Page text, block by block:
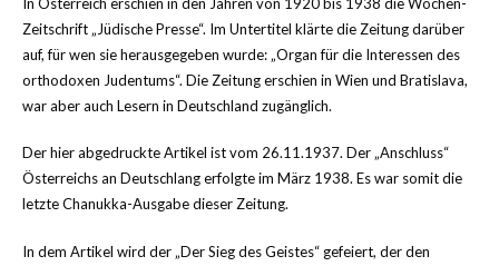
Zeitschrift „Jüdische Presse“. Im Untertitel klärte die Zeitung darüber
auf, für wen sie herausgegeben wurde: „Organ für die Interessen des
orthodoxen Judentums“. Die Zeitung erschien in Wien und Bratislava,
war aber auch Lesern in Deutschland zugänglich.
Der hier abgedruckte Artikel ist vom 26.11.1937. Der „Anschluss“
Österreichs an Deutschlang erfolgte im März 1938. Es war somit die
letzte Chanukka-Ausgabe dieser Zeitung.
In dem Artikel wird der „Der Sieg des Geistes“ gefeiert, der den